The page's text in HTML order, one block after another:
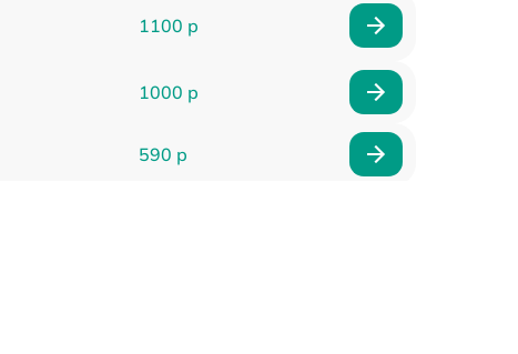
1100 р
1000 р
590 р